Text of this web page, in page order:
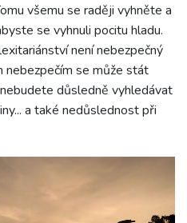
všemu se raději vyhněte a
se vyhnuli pocitu hladu.
není nebezpečný
nebezpečím se může stát
důsledně vyhledávat
a také nedůslednost při